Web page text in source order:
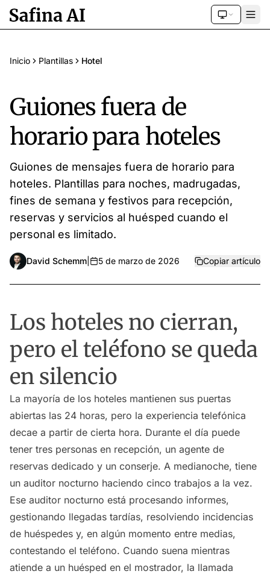
Inicio Plantillas Hotel
Guiones fuera de
horario para hoteles
Guiones de mensajes fuera de horario para
hoteles. Plantillas para noches, madrugadas,
fines de semana y festivos para recepción,
reservas y servicios al huésped cuando el
personal es limitado.
David Schemm 5 de marzo de 2026 Copiar artículo
Los hoteles no cierran,
pero el teléfono se queda
en silencio
La mayoría de los hoteles mantienen sus puertas
abiertas las 24 horas, pero la experiencia telefónica
decae a partir de cierta hora. Durante el día puede
tener tres personas en recepción, un agente de
reservas dedicado y un conserje. A medianoche, tiene
un auditor nocturno haciendo cinco trabajos a la vez.
Ese auditor nocturno está procesando informes,
gestionando llegadas tardías, resolviendo incidencias
de huéspedes y, en algún momento entre medias,
contestando el teléfono. Cuando suena mientras
atiende a un huésped en el mostrador, la llamada